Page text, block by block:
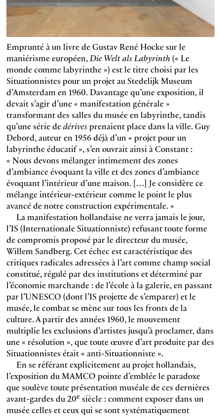
Emprunté à un livre de Gustav René Hocke sur le
maniérisme européen,Die Welt als Labyrinth(« Le
monde comme labyrinthe ») est le titre choisi par les
Situationnistes pour un projet au Stedelijk Museum
d’Amsterdam en 1960. Davantage qu’une exposition, il
devait s’agir d’une « manifestation générale »
transformant des salles du musée en labyrinthe, tandis
qu’une série dedérivesprenaient place dans la ville. Guy
Debord, auteur en 1956 déjà d’un « projet pour un
labyrinthe éducatif », s’en ouvrait ainsi à Constant :
« Nous devons mélanger intimement des zones
d’ambiance évoquant la ville et des zones d’ambiance
évoquant l’intérieur d’une maison. […] Je considère ce
mélange intérieur-extérieur comme le point le plus
avancé de notre construction expérimentale. »
La manifestation hollandaise ne verra jamais le jour,
l’IS (Internationale Situationniste) refusant toute forme
de compromis proposé par le directeur du musée,
Willem Sandberg. Cet échec est caractéristique des
critiques radicales adressées à l’art comme champ social
constitué, régulé par des institutions et déterminé par
l’économie marchande : de l’école à la galerie, en passant
par l’UNESCO (dont l’IS projette de s’emparer) et le
musée, le combat se mène sur tous les fronts de la
culture. A partir des années 1960, le mouvement
multiplie les exclusions d’artistes jusqu’à proclamer, dans
une « résolution », que toute œuvre d’art produite par des
Situationnistes était « anti-Situationniste ».
En se référant explicitement au projet hollandais,
l’exposition du MAMCO pointe d’emblée le paradoxe
que soulève toute présentation muséale de ces dernières
avant-gardes du 20e siècle : comment exposer dans un
musée celles et ceux qui se sont systématiquement